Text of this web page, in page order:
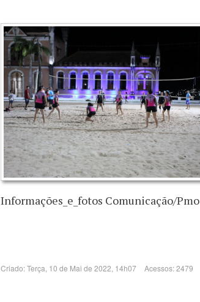
Informações_e_fotos Comunicação/Pmo
Criado: Terça, 10 de Mai de 2022, 14h07 Acessos: 2479